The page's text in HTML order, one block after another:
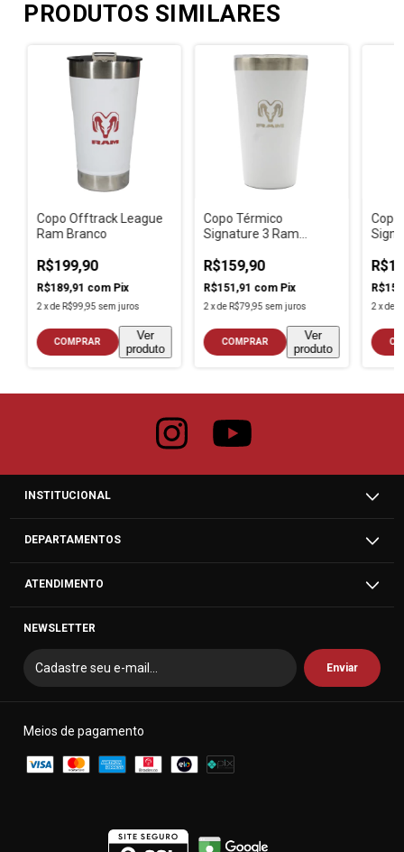
PRODUTOS SIMILARES
Copo Offtrack League
Ram Branco
R$199,90
R$189,91 com Pix
2xde R$99,95 sem juros
COMPRAR
Ver
produto
Copo Térmico
Signature 3 Ram
R$159,90
R$151,91 com Pix
2xde R$79,95 sem juros
COMPRAR
Ver
produto
2xde
INSTITUCIONAL
DEPARTAMENTOS
ATENDIMENTO
NEWSLETTER
Meios de pagamento